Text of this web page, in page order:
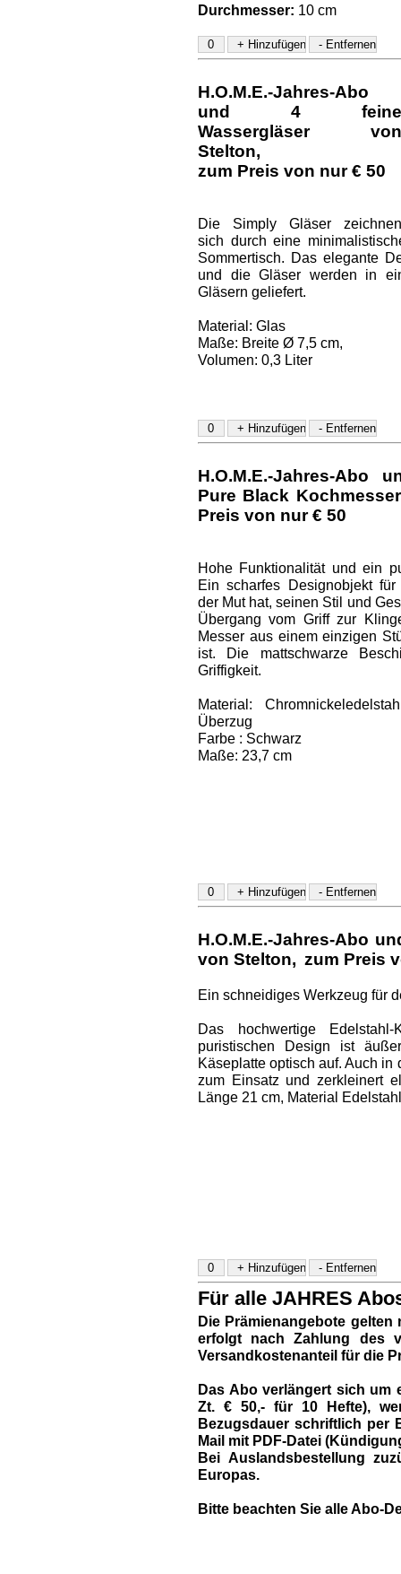
Durchmesser: 10 cm
H.O.M.E.-Jahres-Abo
und 4 feine
Wassergläser von
Stelton,
zum Preis von nur € 50
Die Simply Gläser zeichnen
sich durch eine
Sommertisch. Das elegante
und die Gläser werden in
Gläsern geliefert.
Material: Glas
Maße: Breite Ø 7,5 cm,
Volumen: 0,3 Liter
H.O.M.E.-Jahres-Abo
Pure Black
Preis von nur € 50
Hohe Funktionalität und ein
Ein scharfes Designobjekt
der Mut hat, seinen Stil und
Übergang vom Griff zur
Messer aus einem einzigen
ist. Die mattschwarze
Griffigkeit.
Material:
Überzug
Farbe : Schwarz
Maße: 23,7 cm
H.O.M.E.-Jahres-Abo
von Stelton, zum Preis
Ein schneidiges Werkzeug für
Das hochwertige
puristischen Design ist
Käseplatte optisch auf. Auch in
zum Einsatz und zerkleinert
Länge 21 cm, Material
Für alle JAHRES
Die Prämienangebote
erfolgt nach Zahlung des
Versandkostenanteil für die
Das Abo verlängert sich um
Zt. € 50,- für 10 Hefte),
Bezugsdauer schriftlich per
Mail mit PDF-Datei
Bei Auslandsbestellung
Europas.
Bitte beachten Sie alle Abo-